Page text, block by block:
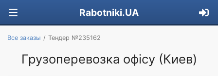
Rabotniki.UA
Все заказы Тендер №235162
Грузоперевозка офісу (Киев)